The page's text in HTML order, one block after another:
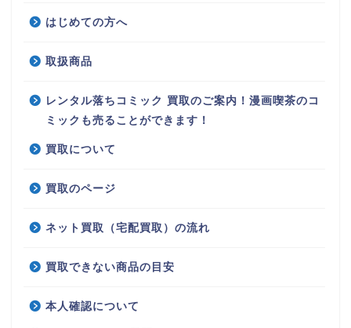
はじめての方へ
取扱商品
レンタル落ちコミック 買取のご案内！漫画喫茶のコ
ミックも売ることができます！
買取について
買取のページ
ネット買取（宅配買取）の流れ
買取できない商品の目安
本人確認について